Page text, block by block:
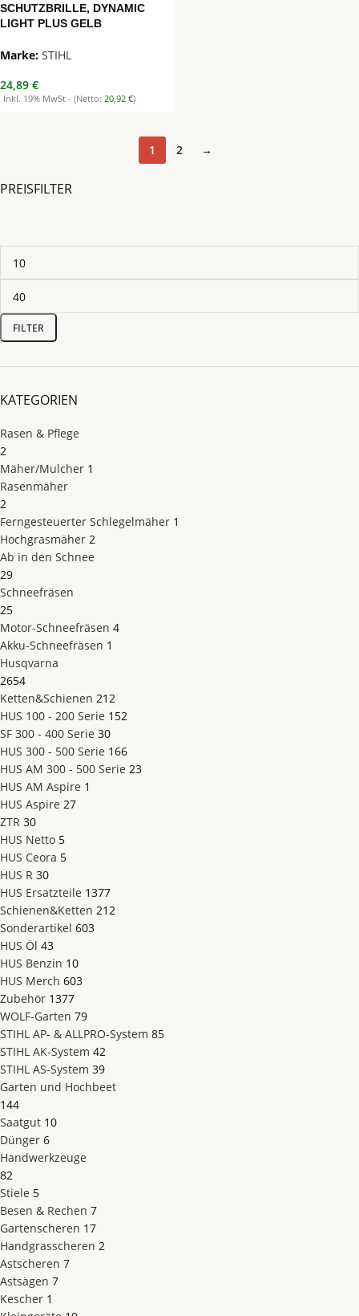
SCHUTZBRILLE, DYNAMIC
LIGHT PLUS GELB
STIHL
24,89 €
Inkl. 19% MwSt - (Netto: 20,92 €)
1 2 →
PREISFILTER
FILTER
KATEGORIEN
Rasen & Pflege
2
Mäher/Mulcher 1
Rasenmäher
2
Ferngesteuerter Schlegelmäher 1
Hochgrasmäher 2
Ab in den Schnee
29
Schneefräsen
25
Motor-Schneefräsen 4
Akku-Schneefräsen 1
Husqvarna
2654
Ketten&Schienen 212
HUS 100 - 200 Serie 152
SF 300 - 400 Serie 30
HUS 300 - 500 Serie 166
HUS AM 300 - 500 Serie 23
HUS AM Aspire 1
HUS Aspire 27
ZTR 30
HUS Netto 5
HUS Ceora 5
HUS R 30
HUS Ersatzteile 1377
Schienen&Ketten 212
Sonderartikel 603
HUS Öl 43
HUS Benzin 10
HUS Merch 603
Zubehör 1377
WOLF-Garten 79
STIHL AP- & ALLPRO-System 85
STIHL AK-System 42
STIHL AS-System 39
Garten und Hochbeet
144
Saatgut 10
Dünger 6
Handwerkzeuge
82
Stiele 5
Besen & Rechen 7
Gartenscheren 17
Handgrasscheren 2
Astscheren 7
Astsägen 7
Kescher 1